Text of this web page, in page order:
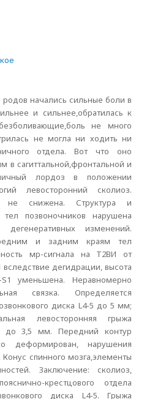
начались сильные боли в
и сильнее,обратилась к
не много
не могла ни ходить ни
отдела. Вот что оно
в сагиттальной,фронтальной и
лордоз в положении
левосторонний сколиоз.
не снижена. Структура и
позвоночников нарушена
дегенеративных изменений.
и задним краям тел
мр-сигнала на Т2ВИ от
дегидрации, высота
уменьшена. Неравномерно
связка. Определяется
диска L4-5 до 5 мм;
левосторонняя грыжа
до 3,5 мм. Передний контур
деформирован, нарушения
спинного мозга,элементы
Заключение: сколиоз,
крестцового отдела
диска L4-5. Грыжа